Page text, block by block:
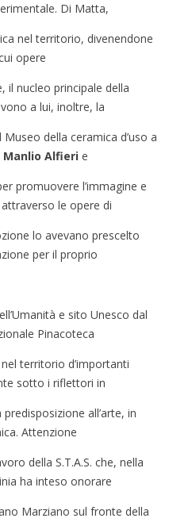
Di Matta,
nel territorio, divenendone
opere
nucleo principale della
a lui, inoltre, la
della ceramica d’uso a
Manlio Alfieri e
promuovere l’immagine e
le opere di
lo avevano prescelto
per il proprio
e sito Unesco dal
Pinacoteca
territorio d’importanti
sotto i riflettori in
all’arte, in
Attenzione
della S.T.A.S. che, nella
ha inteso onorare
Marziano sul fronte della